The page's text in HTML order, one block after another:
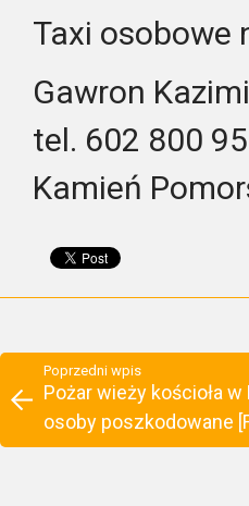
Taxi osobowe
Gawron
tel. 602 800
Kamień
Poprzedni wpis
Pożar wieży kościoła
osoby poszkodowane